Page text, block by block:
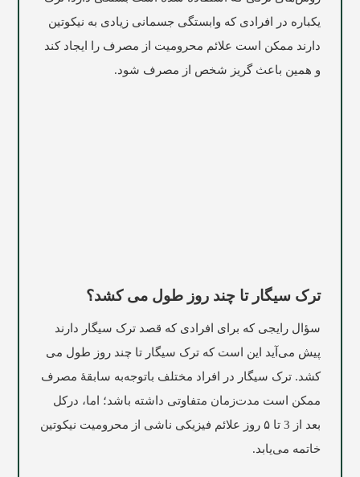
یکباره در افرادی که وابستگی جسمانی زیادی به نیکوتین
دارند ممکن است علائم محرومیت از مصرف را ایجاد کند
و همین باعث گریز شخص از مصرف شود.
ترک سیگار تا چند روز طول می کشد؟
سؤال رایجی که برای افرادی که قصد ترک سیگار دارند
پیش می‌آید این است که ترک سیگار تا چند روز طول می‌
کشد. ترک سیگار در افراد مختلف باتوجه‌به سابقۀ مصرف
ممکن است مدت‌زمان متفاوتی داشته باشد؛ اما، درکل
بعد از 3 تا ۵ روز علائم فیزیکی ناشی از محرومیت نیکوتین
خاتمه می‌یابد.